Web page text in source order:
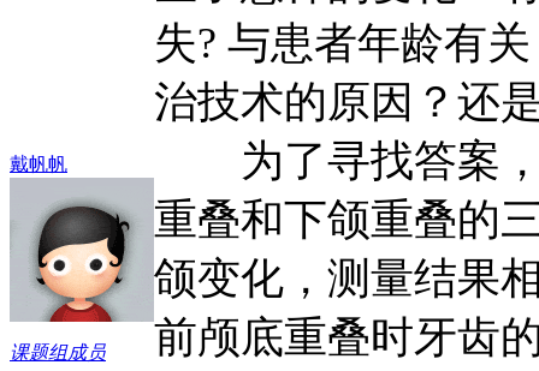
戴帆帆
课题组成员
失? 与患者年龄有
治技术的原因？还
为了寻找答案，
重叠和下颌重叠的
颌变化，测量结果
前颅底重叠时牙齿